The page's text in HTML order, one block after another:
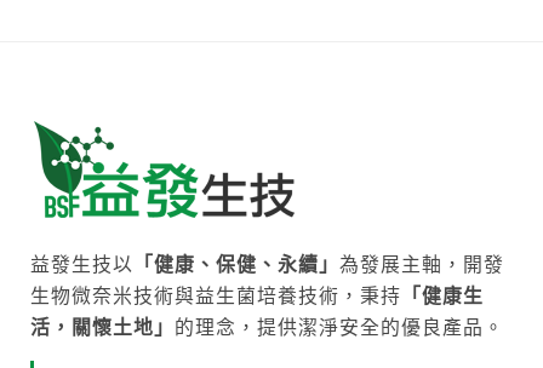
益發生技以 「健康、保健、永續」 為發展主軸，開發
生物微奈米技術與益生菌培養技術，秉持 「健康生
活，關懷土地」 的理念，提供潔淨安全的優良產品。